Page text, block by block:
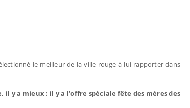
le meilleur de la ville rouge à lui rapporter dans
y a mieux : il y a l’offre spéciale fête des mères des